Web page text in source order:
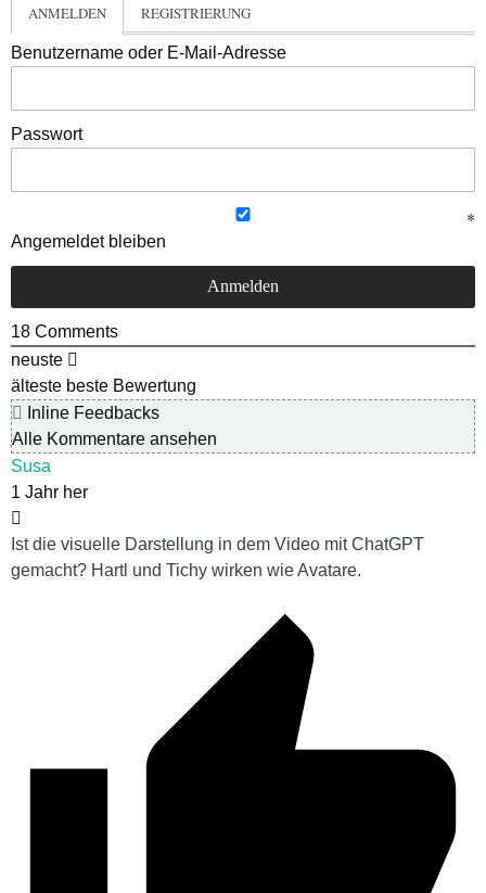
ANMELDEN REGISTRIERUNG
Benutzername oder E-Mail-Adresse
Passwort
Angemeldet bleiben
18 Comments
neuste
älteste beste Bewertung
Inline Feedbacks
Alle Kommentare ansehen
Susa
1 Jahr her
Ist die visuelle Darstellung in dem Video mit ChatGPT
gemacht? Hartl und Tichy wirken wie Avatare.